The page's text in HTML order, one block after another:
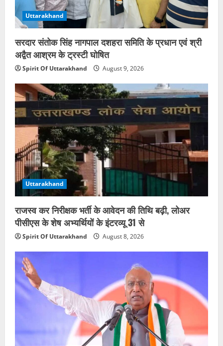
Uttarakhand
सरदार संतोक सिंह नागपाल दशहरा समिति के प्रधान एवं श्री
अद्वैत आश्रम के ट्रस्टी घोषित
Spirit Of Uttarakhand August 9, 2026
Uttarakhand
राजस्व कर निरीक्षक भर्ती के आवेदन की तिथि बढ़ी, लोअर
पीसीएस के शेष अभ्यर्थियों के इंटरव्यू 31 से
Spirit Of Uttarakhand August 8, 2026